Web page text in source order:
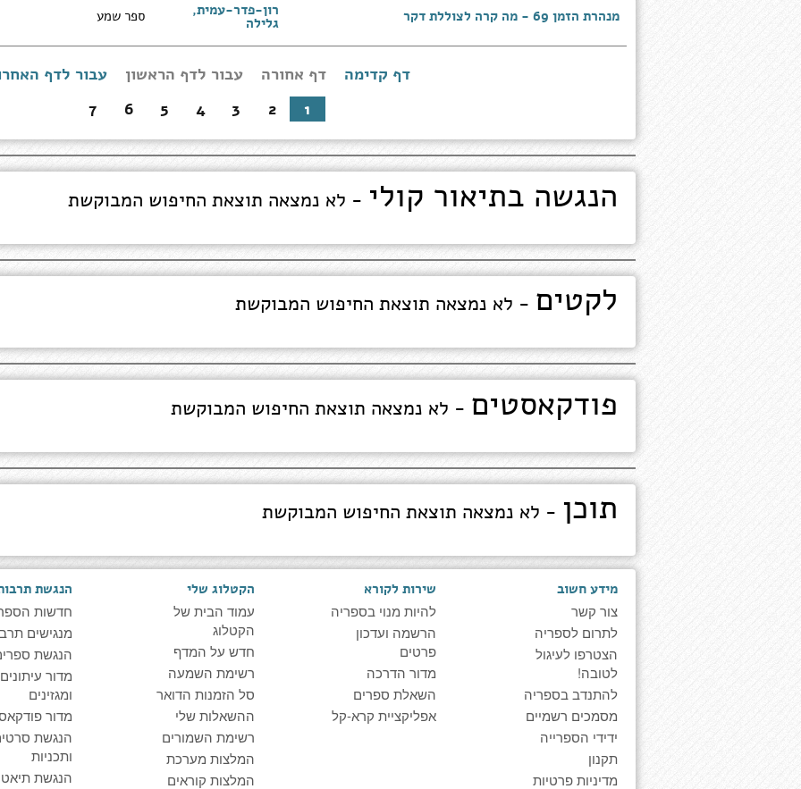
מנהרת הזמן 69 - מה קרה לצוללת דקר רון-פדר-עמית,
גלילה ספר שמע
דף קדימה דף אחורה עבור
הראשון
עבור לדף הראשון
עבור לדף
1
2
3
4
5
6
7
הנגשה בתיאור קולי - לא נמצאה תוצאת החיפוש המבוקשת
לקטים - לא נמצאה תוצאת החיפוש המבוקשת
פודקאסטים - לא נמצאה תוצאת החיפוש המבוקשת
תוכן - לא נמצאה תוצאת החיפוש המבוקשת
מידע חשוב
צור קשר
לתרום לספריה
הצטרפו לעיגול
לטובה!
להתנדב בספריה
מסמכים רשמיים
ידידי הספרייה
תקנון
מדיניות פרטיות
שירות לקורא
להיות מנוי בספריה
הרשמה ועדכון
פרטים
מדור הדרכה
השאלת ספרים
אפליקציית קרא-קל
הקטלוג שלי
עמוד הבית של
הקטלוג
חדש על המדף
רשימת השמעה
סל הזמנות הדואר
ההשאלות שלי
רשימת השמורים
המלצות מערכת
המלצות קוראים
הנגשת
חדשות
מנגישים
הנגשת
מדור עיתונים
ומגזינים
מדור
הנגשת
ותכניות
הנגשת